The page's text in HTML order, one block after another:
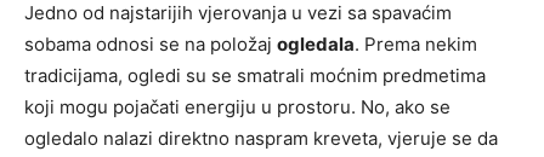
Jedno od najstarijih vjerovanja u vezi sa spavaćim
sobama odnosi se na položaj ogledala. Prema nekim
tradicijama, ogledi su se smatrali moćnim predmetima
koji mogu pojačati energiju u prostoru. No, ako se
ogledalo nalazi direktno naspram kreveta, vjeruje se da